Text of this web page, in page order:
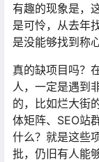
有趣的现象是，
是可怜，从去年
是没能够找到称
真的缺项目吗？
人，一定是遇到
的，比如烂大街
体矩阵、SEO站
什么？就是这些
批，仍旧有人能